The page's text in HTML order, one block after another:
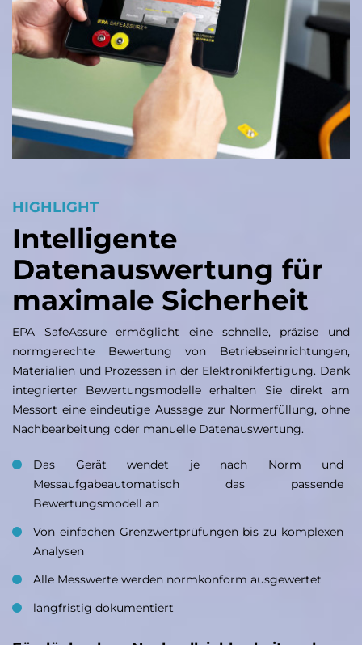
HIGHLIGHT
Intelligente
Datenauswertung für
maximale Sicherheit
EPA SafeAssure ermöglicht eine schnelle, präzise und
normgerechte Bewertung von Betriebseinrichtungen,
Materialien und Prozessen in der Elektronikfertigung. Dank
integrierter Bewertungsmodelle erhalten Sie direkt am
Messort eine eindeutige Aussage zur Normerfüllung, ohne
Nachbearbeitung oder manuelle Datenauswertung.
Das Gerät wendet je nach Norm und
Messaufgabeautomatisch das passende
Bewertungsmodell an
Von einfachen Grenzwertprüfungen bis zu komplexen
Analysen
Alle Messwerte werden normkonform ausgewertet
langfristig dokumentiert